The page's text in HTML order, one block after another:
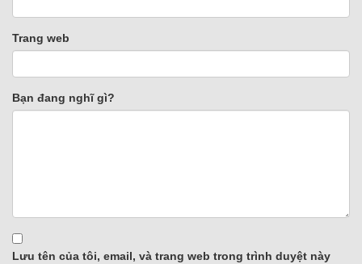
Trang web
Bạn đang nghĩ gì?
Lưu tên của tôi, email, và trang web trong trình duyệt này